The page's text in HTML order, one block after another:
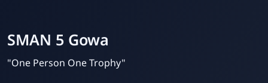
SMAN 5 Gowa
"One Person One Trophy"